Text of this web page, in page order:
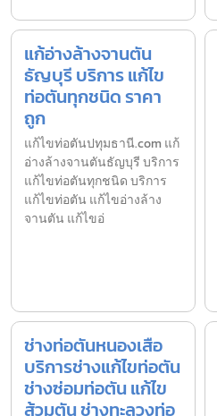
แก้อ่างล้างจานตัน
ธัญบุรี บริการ แก้ไข
ท่อตันทุกชนิด ราคา
ถูก
แก้ไขท่อตันปทุมธานี.com แก้
อ่างล้างจานตันธัญบุรี บริการ
แก้ไขท่อตันทุกชนิด บริการ
แก้ไขท่อตัน แก้ไขอ่างล้าง
จานตัน แก้ไขอ่
ช่างท่อตันหนองเสือ
บริการช่างแก้ไขท่อตัน
ช่างซ่อมท่อตัน แก้ไข
ส้วมตัน ช่างทะลวงท่อ